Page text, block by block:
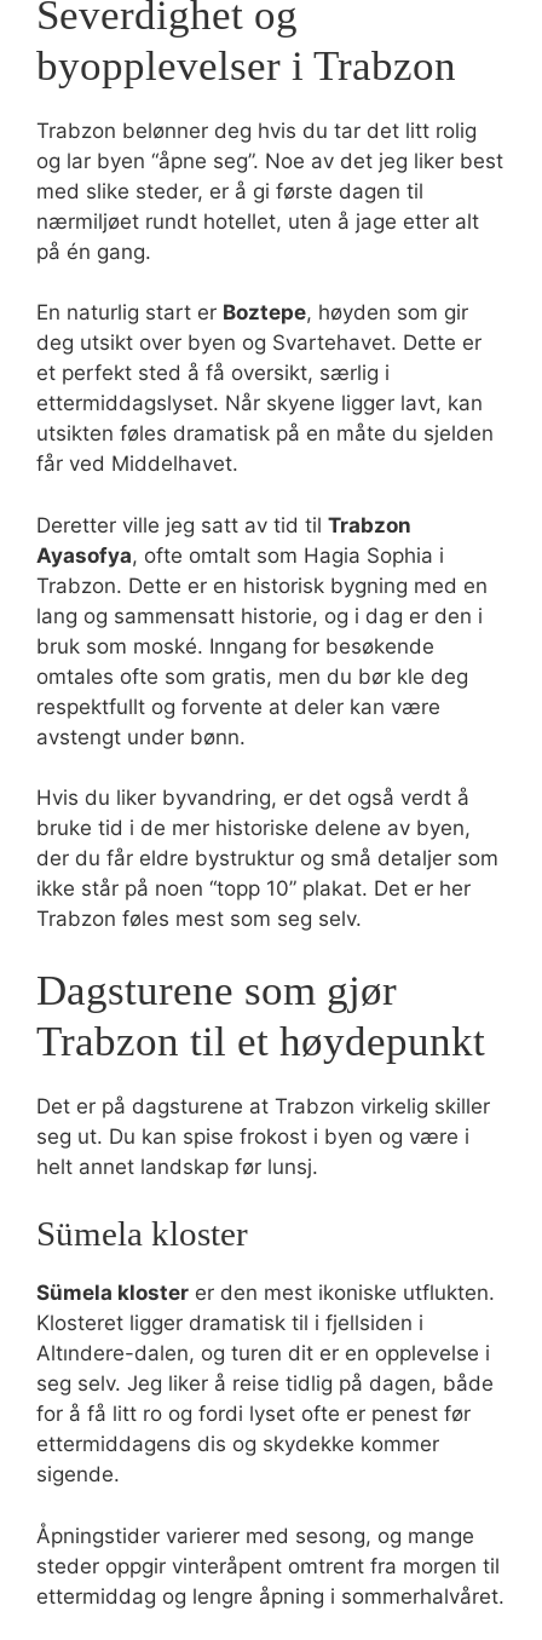
Severdighet og
byopplevelser i Trabzon
Trabzon belønner deg hvis du tar det litt rolig
og lar byen “åpne seg”. Noe av det jeg liker best
med slike steder, er å gi første dagen til
nærmiljøet rundt hotellet, uten å jage etter alt
på én gang.
En naturlig start er Boztepe, høyden som gir
deg utsikt over byen og Svartehavet. Dette er
et perfekt sted å få oversikt, særlig i
ettermiddagslyset. Når skyene ligger lavt, kan
utsikten føles dramatisk på en måte du sjelden
får ved Middelhavet.
Deretter ville jeg satt av tid til Trabzon
Ayasofya, ofte omtalt som Hagia Sophia i
Trabzon. Dette er en historisk bygning med en
lang og sammensatt historie, og i dag er den i
bruk som moské. Inngang for besøkende
omtales ofte som gratis, men du bør kle deg
respektfullt og forvente at deler kan være
avstengt under bønn.
Hvis du liker byvandring, er det også verdt å
bruke tid i de mer historiske delene av byen,
der du får eldre bystruktur og små detaljer som
ikke står på noen “topp 10” plakat. Det er her
Trabzon føles mest som seg selv.
Dagsturene som gjør
Trabzon til et høydepunkt
Det er på dagsturene at Trabzon virkelig skiller
seg ut. Du kan spise frokost i byen og være i
helt annet landskap før lunsj.
Sümela kloster
Sümela kloster er den mest ikoniske utflukten.
Klosteret ligger dramatisk til i fjellsiden i
Altındere-dalen, og turen dit er en opplevelse i
seg selv. Jeg liker å reise tidlig på dagen, både
for å få litt ro og fordi lyset ofte er penest før
ettermiddagens dis og skydekke kommer
sigende.
Åpningstider varierer med sesong, og mange
steder oppgir vinteråpent omtrent fra morgen til
ettermiddag og lengre åpning i sommerhalvåret.